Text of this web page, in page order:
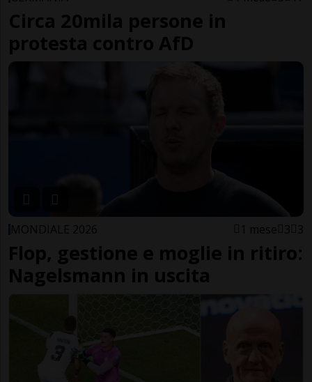
Circa 20mila persone in
protesta contro AfD
MONDIALE 2026 1 mese 3 3
Flop, gestione e moglie in ritiro:
Nagelsmann in uscita